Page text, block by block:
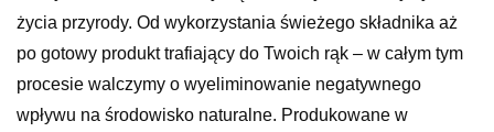
życia przyrody. Od wykorzystania świeżego składnika aż
po gotowy produkt trafiający do Twoich rąk – w całym tym
procesie walczymy o wyeliminowanie negatywnego
wpływu na środowisko naturalne. Produkowane w